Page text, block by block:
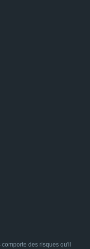
des risques qu'il